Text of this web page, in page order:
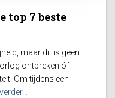
top 7 beste
maar dit is geen
ontbreken óf
Om tijdens een